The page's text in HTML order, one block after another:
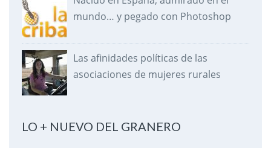
mundo… y pegado con Photoshop
Las afinidades políticas de las
asociaciones de mujeres rurales
LO + NUEVO DEL GRANERO